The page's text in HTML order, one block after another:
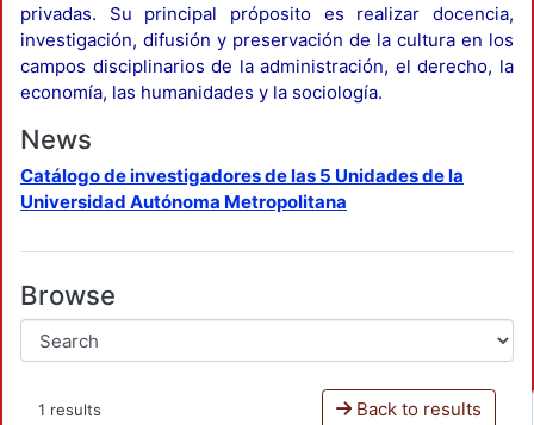
privadas. Su principal próposito es realizar docencia,
investigación, difusión y preservación de la cultura en los
campos disciplinarios de la administración, el derecho, la
economía, las humanidades y la sociología.
News
Catálogo de investigadores de las 5 Unidades de la
Universidad Autónoma Metropolitana
Browse
1 results Back to results